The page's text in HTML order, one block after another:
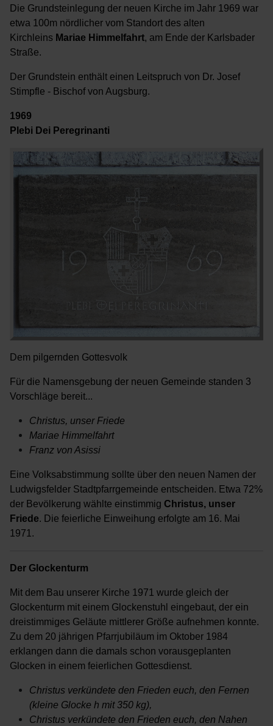
Die Grundsteinlegung der neuen Kirche im Jahr 1969 war
etwa 100m nördlicher vom Standort des alten
Kirchleins Mariae Himmelfahrt, am Ende der Karlsbader
Straße.
Der Grundstein enthält einen Leitspruch von Dr. Josef
Stimpfle - Bischof von Augsburg.
1969
Plebi Dei Peregrinanti
Dem pilgernden Gottesvolk
Für die Namensgebung der neuen Gemeinde standen 3
Vorschläge bereit...
Christus, unser Friede
Mariae Himmelfahrt
Franz von Asissi
Eine Volksabstimmung sollte über den neuen Namen der
Ludwigsfelder Stadtpfarrgemeinde entscheiden. Etwa 72%
der Bevölkerung wählte einstimmig Christus, unser
Friede. Die feierliche Einweihung erfolgte am 16. Mai
1971.
Der Glockenturm
Mit dem Bau unserer Kirche 1971 wurde gleich der
Glockenturm mit einem Glockenstuhl eingebaut, der ein
dreistimmiges Geläute mittlerer Größe aufnehmen konnte.
Zu dem 20 jährigen Pfarrjubiläum im Oktober 1984
erklangen dann die damals schon vorausgeplanten
Glocken in einem feierlichen Gottesdienst.
Christus verkündete den Frieden euch, den Fernen
(kleine Glocke h mit 350 kg),
Christus verkündete den Frieden euch, den Nahen